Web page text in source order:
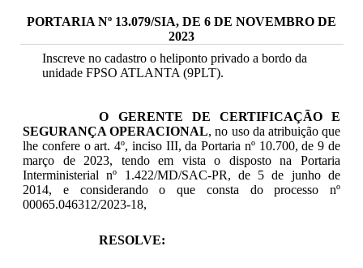
PORTARIA Nº 13.079/SIA, DE 6 DE NOVEMBRO DE
2023
Inscreve no cadastro o heliponto privado a bordo da
unidade FPSO ATLANTA (9PLT).
O GERENTE DE CERTIFICAÇÃO E
SEGURANÇA OPERACIONAL, no uso da atribuição que
lhe confere o art. 4º, inciso III, da Portaria nº 10.700, de 9 de
março de 2023, tendo em vista o disposto na Portaria
Interministerial nº 1.422/MD/SAC-PR, de 5 de junho de
2014, e considerando o que consta do processo nº
00065.046312/2023-18,
RESOLVE: